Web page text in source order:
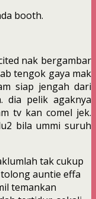
booth.
nak bergambar
tengok gaya mak
siap jengah dari
dia pelik agaknya
tv kan comel jek.
bila ummi suruh
tak cukup
auntie effa
temankan